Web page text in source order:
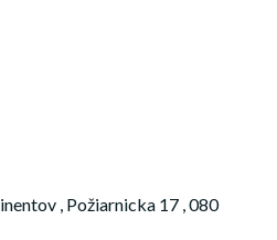
, Požiarnicka 17 , 080